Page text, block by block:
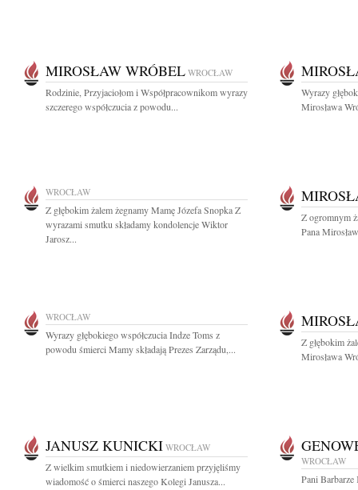
MIROSŁAW WRÓBEL WROCŁAW
Rodzinie, Przyjaciołom i Współpracownikom wyrazy
szczerego współczucia z powodu...
Wyrazy
Mirosława
WROCŁAW
Z głębokim żalem żegnamy Mamę Józefa Snopka Z
wyrazami smutku składamy kondolencje Wiktor
Jarosz...
Z ogromnym
Pana
WROCŁAW
Wyrazy głębokiego współczucia Indze Toms z
powodu śmierci Mamy składają Prezes Zarządu,...
Z głębokim
Mirosława
JANUSZ KUNICKI WROCŁAW
Z wielkim smutkiem i niedowierzaniem przyjęliśmy
wiadomość o śmierci naszego Kolegi Janusza...
WROCŁAW
Pani Barbarze